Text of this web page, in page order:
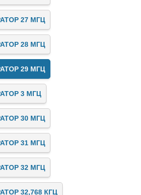
27 МГЦ
28 МГЦ
29 МГЦ
3 МГЦ
30 МГЦ
31 МГЦ
32 МГЦ
32,768 КГЦ